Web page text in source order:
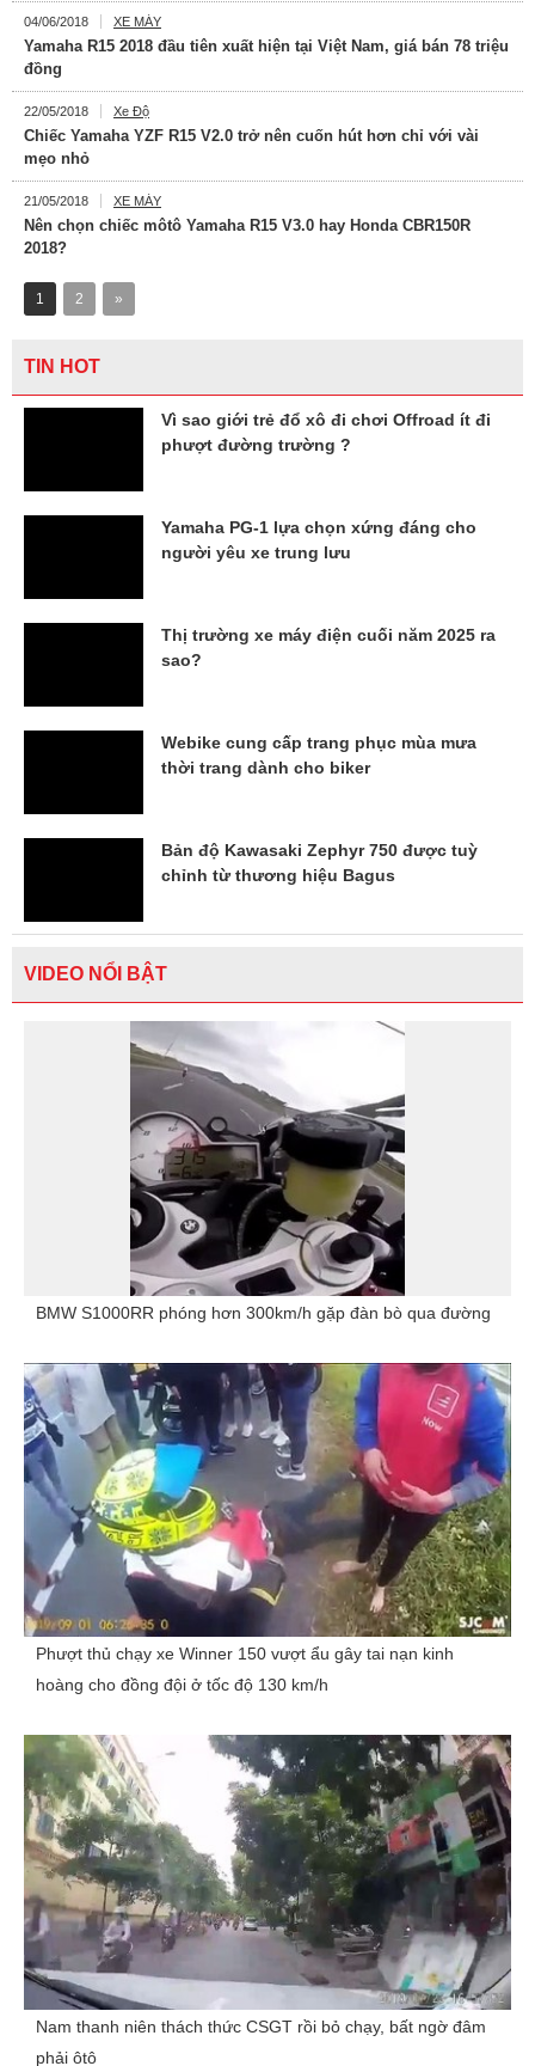
04/06/2018 XE MÁY
Yamaha R15 2018 đầu tiên xuất hiện tại Việt Nam, giá bán 78 triệu
đồng
22/05/2018 Xe Độ
Chiếc Yamaha YZF R15 V2.0 trở nên cuốn hút hơn chỉ với vài
mẹo nhỏ
21/05/2018 XE MÁY
Nên chọn chiếc môtô Yamaha R15 V3.0 hay Honda CBR150R
2018?
1 2 »
TIN HOT
Vì sao giới trẻ đổ xô đi chơi Offroad ít đi
phượt đường trường ?
Yamaha PG-1 lựa chọn xứng đáng cho
người yêu xe trung lưu
Thị trường xe máy điện cuối năm 2025 ra
sao?
Webike cung cấp trang phục mùa mưa
thời trang dành cho biker
Bản độ Kawasaki Zephyr 750 được tuỳ
chỉnh từ thương hiệu Bagus
VIDEO NỔI BẬT
BMW S1000RR phóng hơn 300km/h gặp đàn bò qua đường
Phượt thủ chạy xe Winner 150 vượt ẩu gây tai nạn kinh
hoàng cho đồng đội ở tốc độ 130 km/h
Nam thanh niên thách thức CSGT rồi bỏ chạy, bất ngờ đâm
phải ôtô